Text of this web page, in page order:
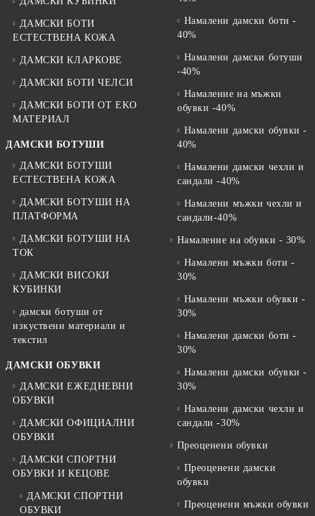
ДАМСКИ БОТИ
ЕСТЕСТВЕНА КОЖА
ДАМСКИ КЛАРКОВЕ
ДАМСКИ БОТИ ЧЕЛСИ
ДАМСКИ БОТИ ОТ EKO
МАТЕРИАЛ
ДАМСКИ БОТУШИ
ДАМСКИ БОТУШИ
ЕСТЕСТВЕНА КОЖА
ДАМСКИ БОТУШИ НА
ПЛАТФОРМА
ДАМСКИ БОТУШИ НА
ТОК
ДАМСКИ ВИСОКИ
КУБИНКИ
дамски ботуши от
изкуствени материали и
текстил
ДАМСКИ ОБУВКИ
ДАМСКИ ЕЖЕДНЕВНИ
ОБУВКИ
ДАМСКИ ОФИЦИАЛНИ
ОБУВКИ
ДАМСКИ СПОРТНИ
ОБУВКИ И КЕЦОВЕ
ДАМСКИ СПОРТНИ
ОБУВКИ
Намалени дамски боти -
40%
Намалени дамски ботуши
-40%
Намаление на мъжки
обувки -40%
Намалени дамски обувки -
40%
Намалени дамски чехли и
сандали -40%
Намалени мъжки чехли и
сандали-40%
Намаление на обувки - 30%
Намалени мъжки боти -
30%
Намалени мъжки обувки -
30%
Намалени дамски боти -
30%
Намалени дамски обувки -
30%
Намалени дамски чехли и
сандали -30%
Преоценени обувки
Преоценени дамски
обувки
Преоценени мъжки обувки